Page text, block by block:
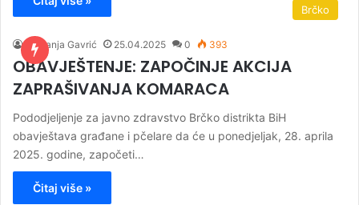
Brčko
Nemanja Gavrić 25.04.2025 0 393
OBAVJEŠTENJE: ZAPOČINJE AKCIJA
ZAPRAŠIVANJA KOMARACA
Pododjeljenje za javno zdravstvo Brčko distrikta BiH
obavještava građane i pčelare da će u ponedjeljak, 28. aprila
2025. godine, započeti…
Čitaj više »